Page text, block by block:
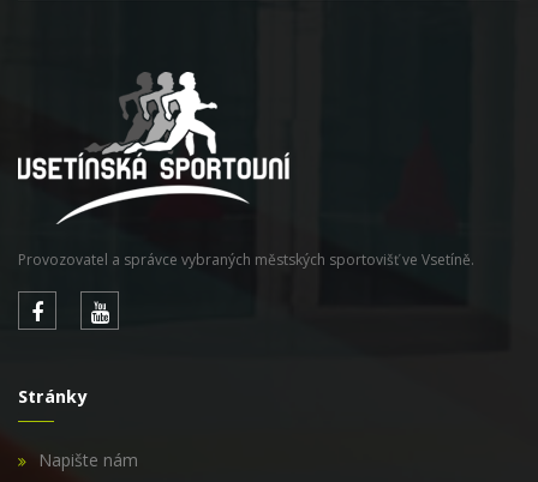
Provozovatel a správce vybraných městských sportovišť ve Vsetíně.
Stránky
Napište nám